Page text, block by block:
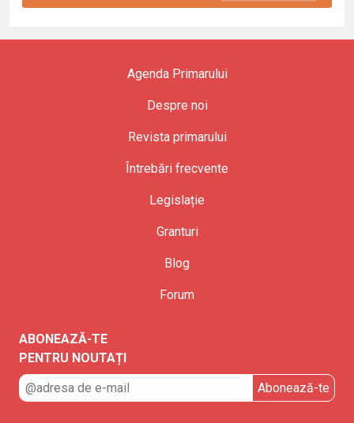
Agenda Primarului
Despre noi
Revista primarului
Întrebări frecvente
Legislație
Granturi
Blog
Forum
ABONEAZĂ-TE
PENTRU NOUTAȚI